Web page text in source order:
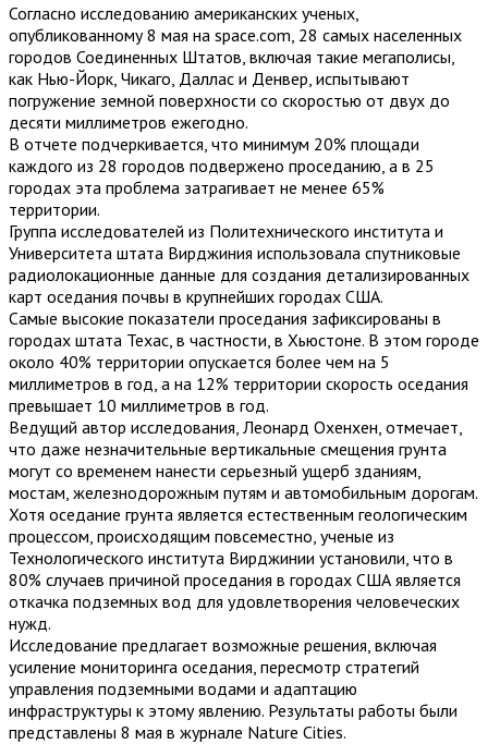
Согласно исследованию американских ученых,
опубликованному 8 мая на space.com, 28 самых населенных
городов Соединенных Штатов, включая такие мегаполисы,
как Нью-Йорк, Чикаго, Даллас и Денвер, испытывают
погружение земной поверхности со скоростью от двух до
десяти миллиметров ежегодно.
В отчете подчеркивается, что минимум 20% площади
каждого из 28 городов подвержено проседанию, а в 25
городах эта проблема затрагивает не менее 65%
территории.
Группа исследователей из Политехнического института и
Университета штата Вирджиния использовала спутниковые
радиолокационные данные для создания детализированных
карт оседания почвы в крупнейших городах США.
Самые высокие показатели проседания зафиксированы в
городах штата Техас, в частности, в Хьюстоне. В этом городе
около 40% территории опускается более чем на 5
миллиметров в год, а на 12% территории скорость оседания
превышает 10 миллиметров в год.
Ведущий автор исследования, Леонард Охенхен, отмечает,
что даже незначительные вертикальные смещения грунта
могут со временем нанести серьезный ущерб зданиям,
мостам, железнодорожным путям и автомобильным дорогам.
Хотя оседание грунта является естественным геологическим
процессом, происходящим повсеместно, ученые из
Технологического института Вирджинии установили, что в
80% случаев причиной проседания в городах США является
откачка подземных вод для удовлетворения человеческих
нужд.
Исследование предлагает возможные решения, включая
усиление мониторинга оседания, пересмотр стратегий
управления подземными водами и адаптацию
инфраструктуры к этому явлению. Результаты работы были
представлены 8 мая в журнале Nature Cities.